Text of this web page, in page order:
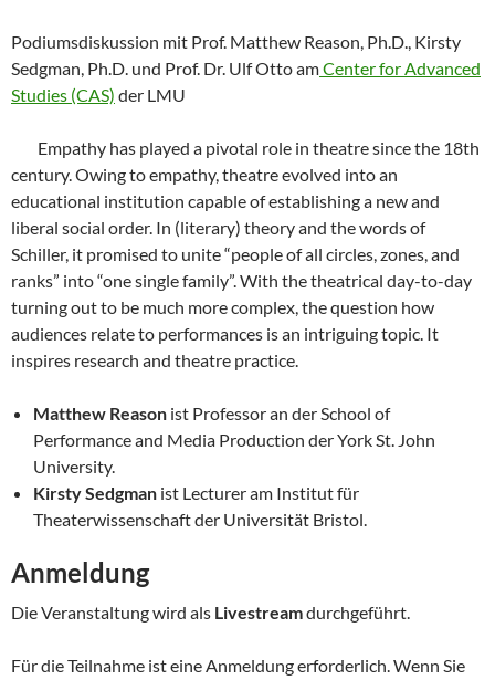
Podiumsdiskussion mit Prof. Matthew Reason, Ph.D., Kirsty
Sedgman, Ph.D. und Prof. Dr. Ulf Otto amCenter for Advanced
Studies (CAS) der LMU
Empathy has played a pivotal role in theatre since the 18th
century. Owing to empathy, theatre evolved into an
educational institution capable of establishing a new and
liberal social order. In (literary) theory and the words of
Schiller, it promised to unite “people of all circles, zones, and
ranks” into “one single family”. With the theatrical day-to-day
turning out to be much more complex, the question how
audiences relate to performances is an intriguing topic. It
inspires research and theatre practice.
Matthew Reason ist Professor an der School of
Performance and Media Production der York St. John
University.
Kirsty Sedgman ist Lecturer am Institut für
Theaterwissenschaft der Universität Bristol.
Anmeldung
Die Veranstaltung wird als Livestreamdurchgeführt.
Für die Teilnahme ist eine Anmeldung erforderlich. Wenn Sie